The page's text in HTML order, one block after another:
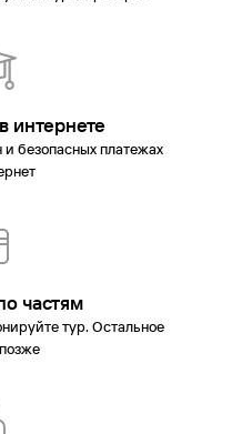
интернете
безопасных платежах
частям
тур. Остальное